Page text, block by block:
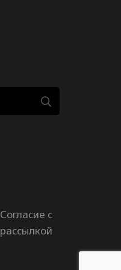
Согласие с
рассылкой